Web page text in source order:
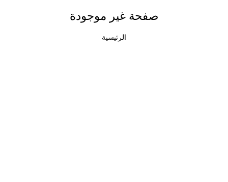
صفحة غير موجودة
الرئيسية